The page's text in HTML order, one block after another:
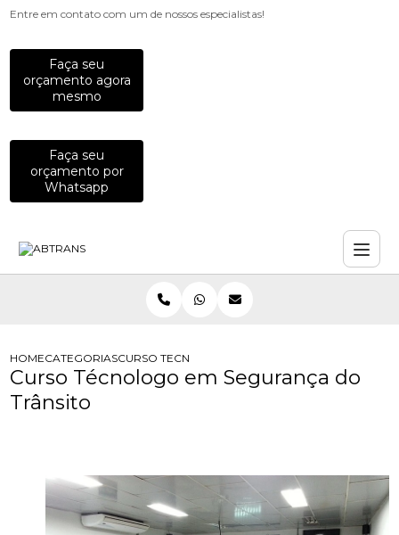
Entre em contato com um de nossos especialistas!
Faça seu
orçamento agora
mesmo
Faça seu
orçamento por
Whatsapp
HOMECATEGORIASCURSO TECNOLOGO EM SEGURANCA DO
Curso Técnologo em Segurança do
Trânsito